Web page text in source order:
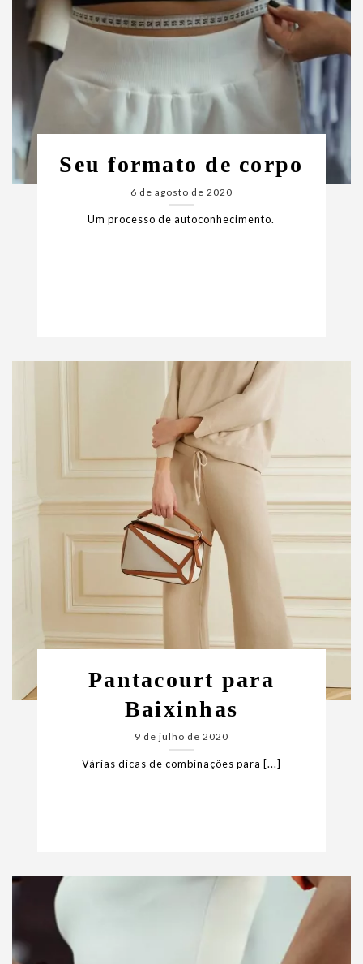
Seu formato de corpo
6 de agosto de 2020
Um processo de autoconhecimento.
Pantacourt para
Baixinhas
9 de julho de 2020
Várias dicas de combinações para [...]